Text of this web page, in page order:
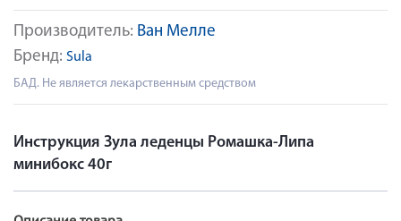
Производитель: Ван Мелле
Бренд: Sula
БАД. Не является лекарственным средством
Инструкция Зула леденцы Ромашка-Липа
минибокс 40г